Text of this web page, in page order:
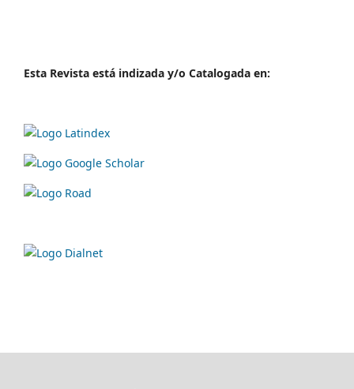
Esta Revista está indizada y/o Catalogada en: